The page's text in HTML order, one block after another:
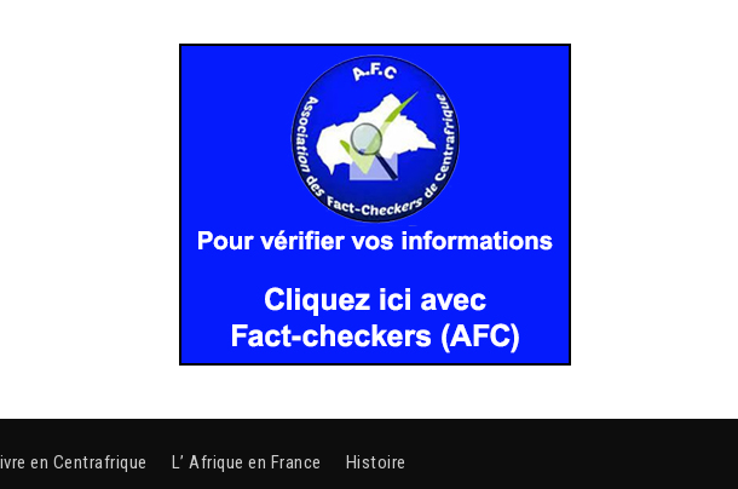
en Centrafrique L’ Afrique en France Histoire